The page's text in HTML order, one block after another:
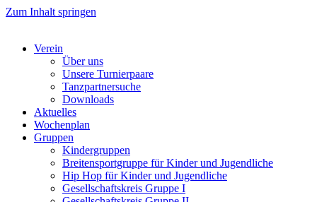
Zum Inhalt springen
Verein
Über uns
Unsere Turnierpaare
Tanzpartnersuche
Downloads
Aktuelles
Wochenplan
Gruppen
Kindergruppen
Breitensportgruppe für Kinder und Jugendliche
Hip Hop für Kinder und Jugendliche​
Gesellschaftskreis Gruppe I